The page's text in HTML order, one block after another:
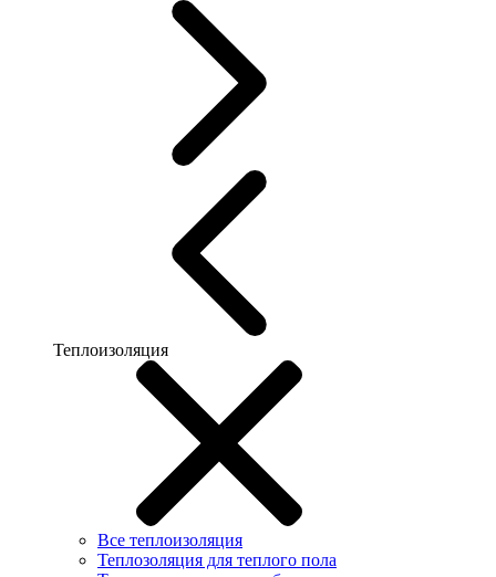
Теплоизоляция
Все теплоизоляция
Теплозоляция для теплого пола